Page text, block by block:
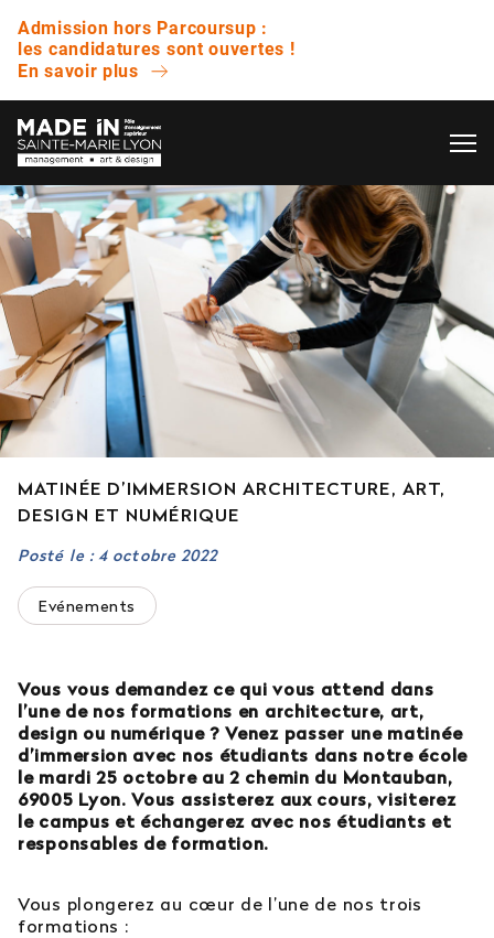
Admission hors Parcoursup :
les candidatures sont ouvertes !
En savoir plus
L’ÉCOLE
VIE ÉTUDIANTE
ENTREPRISE
NOS RÉSULTATS
MATINÉE D’IMMERSION ARCHITECTURE, ART,
DESIGN ET NUMÉRIQUE
Posté le : 4 octobre 2022
Evénements
Vous vous demandez ce qui vous attend dans
l’une de nos formations en architecture, art,
design ou numérique ? Venez passer une matinée
d’immersion avec nos étudiants dans notre école
le mardi 25 octobre au 2 chemin du Montauban,
69005 Lyon. Vous assisterez aux cours, visiterez
le campus et échangerez avec nos étudiants et
responsables de formation.
Vous plongerez au cœur de l’une de nos trois
formations :
QUESTIONS FRÉQUENTES
Avez-vous des journées portes ouvertes ?
Quelle est la différence entre un bachelor et
une licence ?
Est-il possible d’intégrer l’école en 2e ou 3e
année ?
Quelles sont les poursuites d’études ?
Orientation : vous ne trouvez
pas votre réponse ?
04 81 92 60 83